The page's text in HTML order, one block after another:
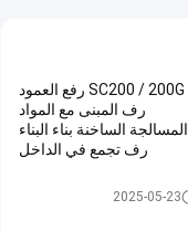
SC200 / 200G رفع العمود
رف المبنى مع المواد
المسالجة الساخنة بناء البناء
رف تجمع في الداخل
2025-05-23